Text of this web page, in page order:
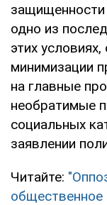
защищенности
одно из
этих
минимизации
на главные
необратимые
социальных
заявлении
Читайте:
общественное